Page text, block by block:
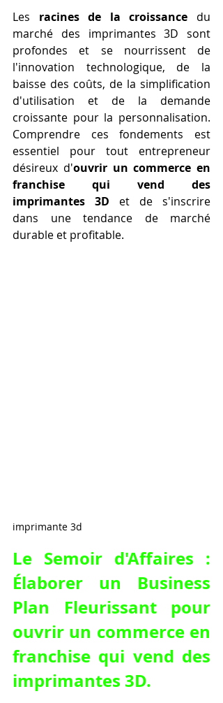
Les racines de la croissance du
marché des imprimantes 3D sont
profondes et se nourrissent de
l'innovation technologique, de la
baisse des coûts, de la simplification
d'utilisation et de la demande
croissante pour la personnalisation.
Comprendre ces fondements est
essentiel pour tout entrepreneur
désireux d'ouvrir un commerce en
franchise qui vend des
imprimantes 3D et de s'inscrire
dans une tendance de marché
durable et profitable.
imprimante 3d
Le Semoir d'Affaires :
Élaborer un Business
ouvrir un commerce en
franchise qui vend des
imprimantes 3D.